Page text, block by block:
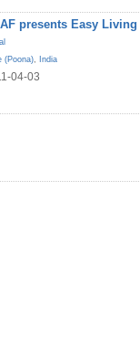
presents Easy
(Poona), India
04-03